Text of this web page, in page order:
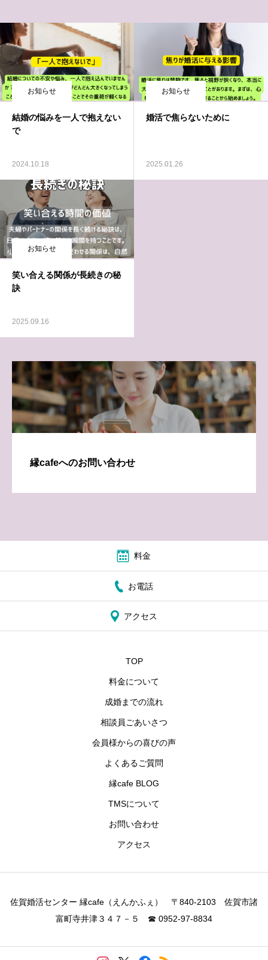
お知らせ
結婚の悩みを一人で抱えない
で
2024.10.18
お知らせ
婚活で焦らないために
2025.01.26
お知らせ
笑い合える関係が長続きの秘
訣
2025.09.16
縁cafeへのお問い合わせ
料金
お電話
アクセス
TOP
料金について
成婚までの流れ
相談員ごあいさつ
会員様からの喜びの声
よくあるご質問
縁cafe BLOG
TMSについて
お問い合わせ
アクセス
佐賀婚活センター 縁cafe（えんかふぇ） 〒840-2103 佐賀市諸
富町寺井津３４７－５ ☎ 0952-97-8834